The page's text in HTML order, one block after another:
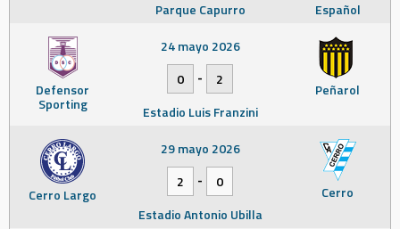
Español
Parque Capurro
Defensor
Sporting
Peñarol
24 mayo 2026
0
-
2
Estadio Luis Franzini
Cerro Largo Cerro
29 mayo 2026
2
-
0
Estadio Antonio Ubilla